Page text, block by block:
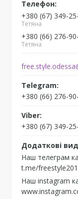
+380 (67) 349-
Тетяна
+380 (66) 276-
Тетяна
+380 (66) 276-
+380 (67) 349-
Наш телеграм
t.me/
Наш instagram